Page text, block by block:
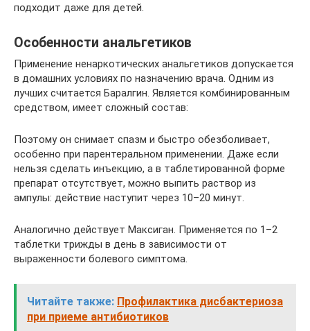
подходит даже для детей.
Особенности анальгетиков
Применение ненаркотических анальгетиков допускается
в домашних условиях по назначению врача. Одним из
лучших считается Баралгин. Является комбинированным
средством, имеет сложный состав:
Поэтому он снимает спазм и быстро обезболивает,
особенно при парентеральном применении. Даже если
нельзя сделать инъекцию, а в таблетированной форме
препарат отсутствует, можно выпить раствор из
ампулы: действие наступит через 10–20 минут.
Аналогично действует Максиган. Применяется по 1–2
таблетки трижды в день в зависимости от
выраженности болевого симптома.
Читайте также: Профилактика дисбактериоза
при приеме антибиотиков